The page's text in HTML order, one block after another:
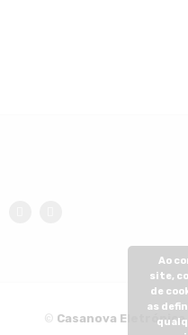
© Casanova Eletrónica
Ao
site,
de
as